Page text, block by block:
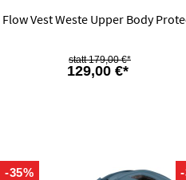
Flow Vest Weste Upper Body
129,00 €*
179,00 €*
-35%